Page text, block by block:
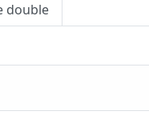
double